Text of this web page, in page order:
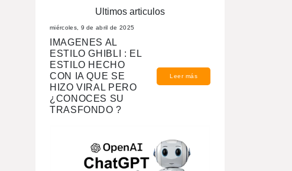
Ultimos articulos
miércoles, 9 de abril de 2025
IMAGENES AL
ESTILO GHIBLI : EL
ESTILO HECHO
CON IA QUE SE
HIZO VIRAL PERO
¿CONOCES SU
TRASFONDO ?
Leer más